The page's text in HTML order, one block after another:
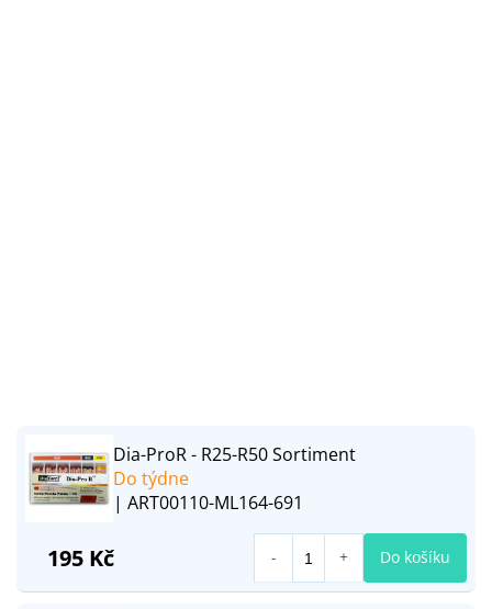
Dia-ProR - R25-R50 Sortiment
Do týdne
| ART00110-ML164-691
195 Kč Do košíku